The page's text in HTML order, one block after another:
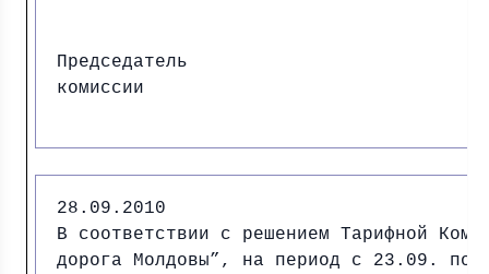
Председатель
комиссии
28.09.2010
В соответствии с решением Тарифной
дорога Молдовы”, на период с 23.09. по